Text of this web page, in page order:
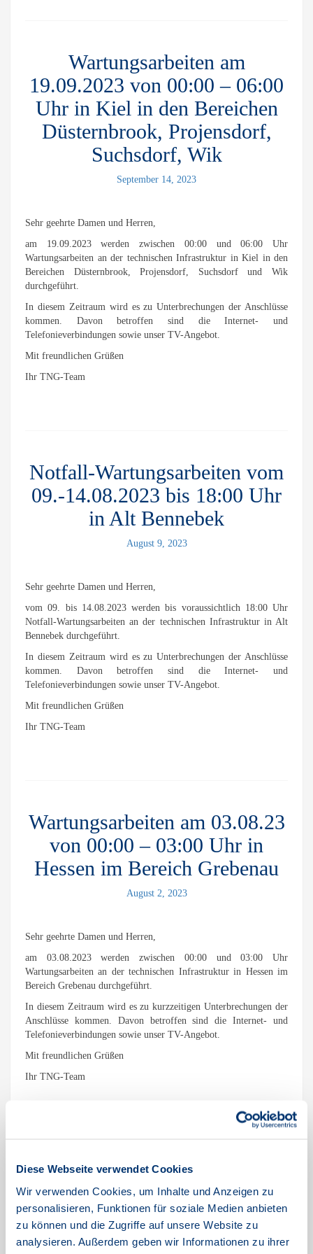
Diese Webseite verwendet Cookies
Wir verwenden Cookies, um Inhalte und Anzeigen zu
personalisieren, Funktionen für soziale Medien anbieten
zu können und die Zugriffe auf unsere Website zu
analysieren. Außerdem geben wir Informationen zu ihrer
Wartungsarbeiten am
19.09.2023 von 00:00 – 06:00
Uhr in Kiel in den Bereichen
Düsternbrook, Projensdorf,
Suchsdorf, Wik
September 14, 2023
Sehr geehrte Damen und Herren,
am 19.09.2023 werden zwischen 00:00 und 06:00 Uhr
Wartungsarbeiten an der technischen Infrastruktur in Kiel in den
Bereichen Düsternbrook, Projensdorf, Suchsdorf und Wik
durchgeführt.
In diesem Zeitraum wird es zu Unterbrechungen der Anschlüsse
kommen. Davon betroffen sind die Internet- und
Telefonieverbindungen sowie unser TV-Angebot.
Mit freundlichen Grüßen
Ihr TNG-Team
Notfall-Wartungsarbeiten vom
09.-14.08.2023 bis 18:00 Uhr
in Alt Bennebek
August 9, 2023
Sehr geehrte Damen und Herren,
vom 09. bis 14.08.2023 werden bis voraussichtlich 18:00 Uhr
Notfall-Wartungsarbeiten an der technischen Infrastruktur in Alt
Bennebek durchgeführt.
In diesem Zeitraum wird es zu Unterbrechungen der Anschlüsse
kommen. Davon betroffen sind die Internet- und
Telefonieverbindungen sowie unser TV-Angebot.
Mit freundlichen Grüßen
Ihr TNG-Team
Wartungsarbeiten am 03.08.23
von 00:00 – 03:00 Uhr in
Hessen im Bereich Grebenau
August 2, 2023
Sehr geehrte Damen und Herren,
am 03.08.2023 werden zwischen 00:00 und 03:00 Uhr
Wartungsarbeiten an der technischen Infrastruktur in Hessen im
Bereich Grebenau durchgeführt.
In diesem Zeitraum wird es zu kurzzeitigen Unterbrechungen der
Anschlüsse kommen. Davon betroffen sind die Internet- und
Telefonieverbindungen sowie unser TV-Angebot.
Mit freundlichen Grüßen
Ihr TNG-Team
Wartungsarbeiten am
10.08.2023 von 0:00 Uhr bis
06:00 Uhr in Kiel
August 2, 2023